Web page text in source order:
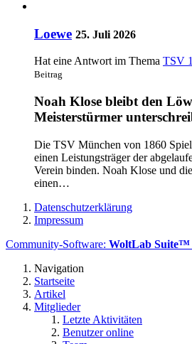
Loewe 25. Juli 2026
Hat eine Antwort im Thema TSV
Beitrag
Noah Klose bleibt den
Meisterstürmer
Die TSV München von 1860
einen Leistungsträger der
Verein binden. Noah Klose und
einen…
Datenschutzerklärung
Impressum
Community-Software: WoltLab Suite™
Navigation
Startseite
Artikel
Mitglieder
Letzte Aktivitäten
Benutzer online